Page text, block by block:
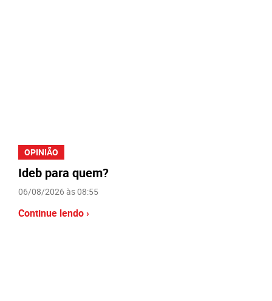
OPINIÃO
Ideb para quem?
06/08/2026 às 08:55
Continue lendo ›